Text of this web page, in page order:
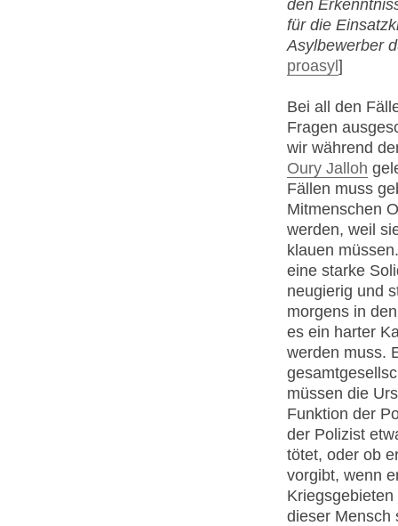
den
für die
Asylbewerber
proasyl]
Bei all den
Fragen
wir während
Oury Jalloh
Fällen muss
Mitmenschen
werden, weil
klauen
eine starke
neugierig und
morgens in
es ein harter
werden muss.
müssen die
Funktion der
der Polizist
tötet, oder ob
vorgibt, wenn
dieser Mensch